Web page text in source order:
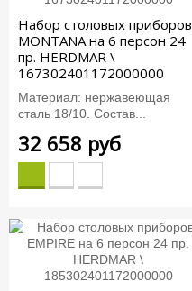
Набор столовых приборов
MONTANA на 6 персон 24
пр. HERDMAR \
167302401172000000
Материал: нержавеющая
сталь 18/10. Состав...
32 658 руб